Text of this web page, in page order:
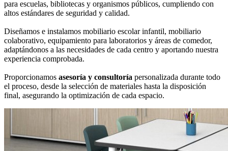
para escuelas, bibliotecas y organismos públicos, cumpliendo con
altos estándares de seguridad y calidad.
Diseñamos e instalamos mobiliario escolar infantil, mobiliario
colaborativo, equipamiento para laboratorios y áreas de comedor,
adaptándonos a las necesidades de cada centro y aportando nuestra
experiencia comprobada.
Proporcionamos asesoría y consultoría personalizada durante todo
el proceso, desde la selección de materiales hasta la disposición
final, asegurando la optimización de cada espacio.